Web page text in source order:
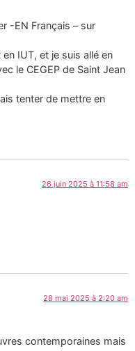
-EN Français – sur
IUT, et je suis allé en
le CEGEP de Saint Jean
tenter de mettre en
26 juin 2025 à 11:58 am
28 mai 2025 à 2:20 am
contemporaines mais